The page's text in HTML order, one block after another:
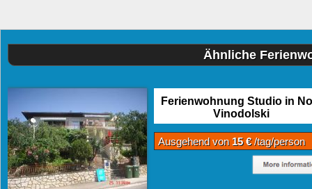
Ähnliche
Ferienwohnung Studio in
Vinodolski
Ausgehend von 15 €/tag/person